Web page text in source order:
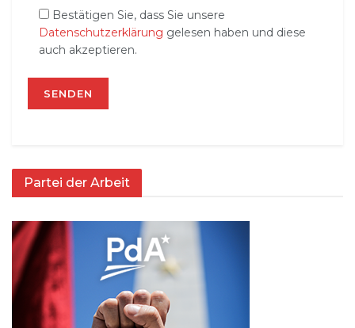
Bestätigen Sie, dass Sie unsere
Datenschutzerklärung gelesen haben und diese
auch akzeptieren.
Partei der Arbeit